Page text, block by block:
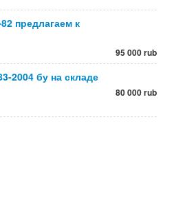
предлагаем к
95 000 rub
2004 бу на складе
80 000 rub